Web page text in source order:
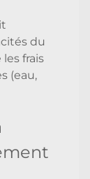
du
frais
(eau,